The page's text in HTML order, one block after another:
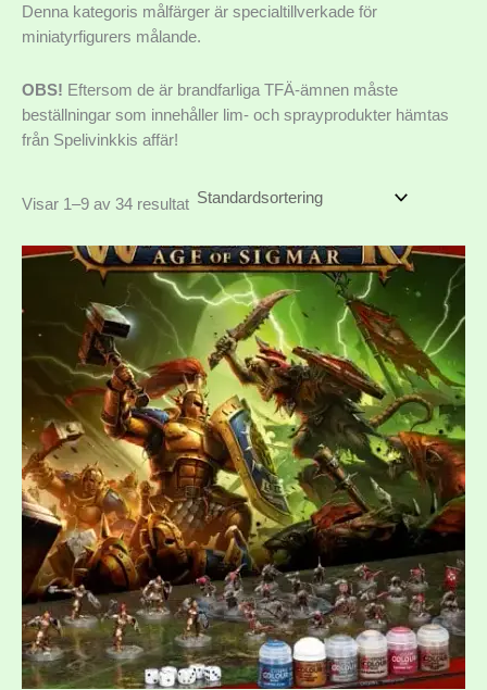
Denna kategoris målfärger är specialtillverkade för
miniatyrfigurers målande.
OBS! Eftersom de är brandfarliga TFÄ-ämnen måste
beställningar som innehåller lim- och sprayprodukter hämtas
från Spelivinkkis affär!
Visar 1–9 av 34 resultat